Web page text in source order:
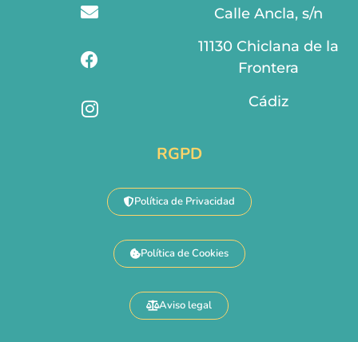
Calle Ancla, s/n
11130 Chiclana de la
Frontera
Cádiz
RGPD
Política de Privacidad
Política de Cookies
Aviso legal